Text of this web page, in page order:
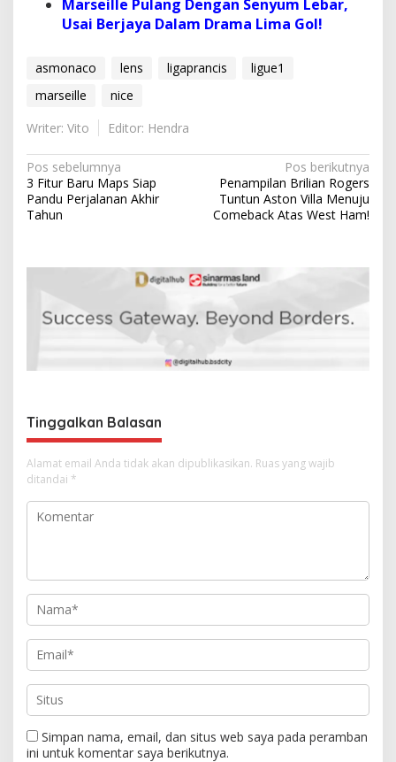
Marseille Pulang Dengan Senyum Lebar,
Usai Berjaya Dalam Drama Lima Gol!
asmonaco lens ligaprancis
ligue1
marseille
nice
Writer: Vito
Editor: Hendra
N
a
v
g
p
s
Pos sebelumnya
3 Fitur Baru Maps Siap
Pandu Perjalanan Akhir
Tahun
Pos berikutnya
Penampilan Brilian Rogers
Tuntun Aston Villa Menuju
Comeback Atas West Ham!
Tinggalkan Balasan
Alamat email Anda tidak akan dipublikasikan. Ruas yang wajib
ditandai *
Simpan nama, email, dan situs web saya pada peramban
ini untuk komentar saya berikutnya.